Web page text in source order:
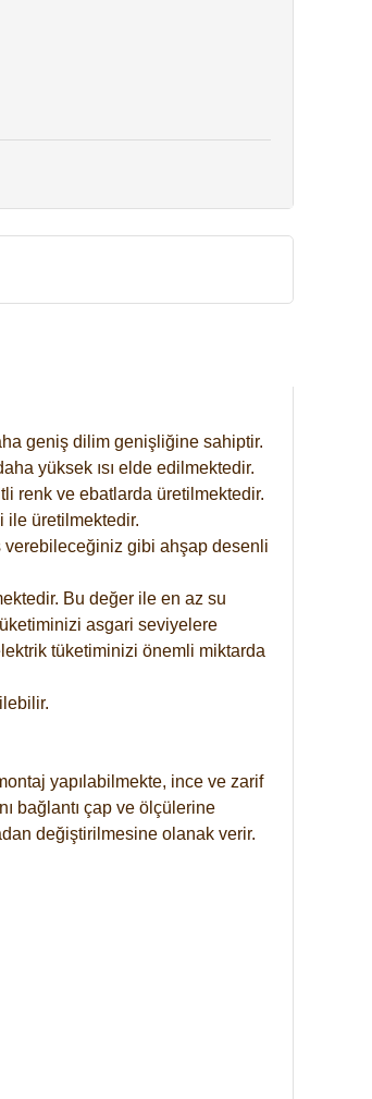
geniş dilim genişliğine sahiptir.
yüksek ısı elde edilmektedir.
renk ve ebatlarda üretilmektedir.
ile üretilmektedir.
verebileceğiniz gibi ahşap desenli
Bu değer ile en az su
asgari seviyelere
tüketiminizi önemli miktarda
yapılabilmekte, ince ve zarif
bağlantı çap ve ölçülerine
değiştirilmesine olanak verir.